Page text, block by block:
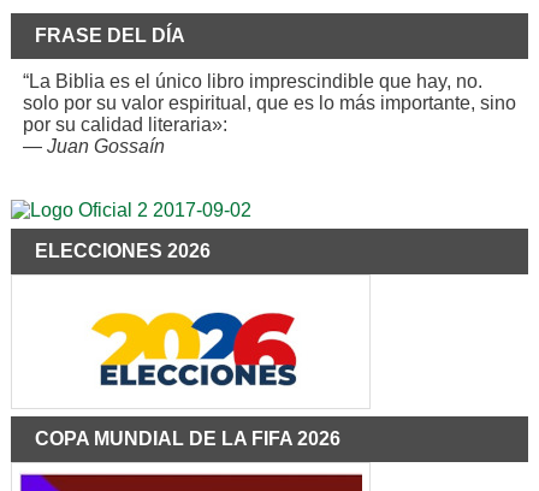
FRASE DEL DÍA
“La Biblia es el único libro imprescindible que hay, no.
solo por su valor espiritual, que es lo más importante, sino
por su calidad literaria»:
— Juan Gossaín
ELECCIONES 2026
COPA MUNDIAL DE LA FIFA 2026